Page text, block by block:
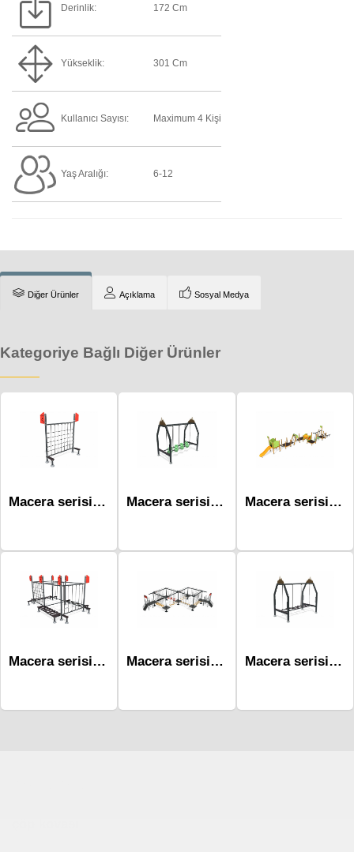
Derinlik: 172 Cm
Yükseklik: 301 Cm
Kullanıcı Sayısı: Maximum 4 Kişi
Yaş Aralığı: 6-12
Diğer Ürünler Açıklama Sosyal Medya
Kategoriye Bağlı Diğer Ürünler
Macera serisi Oyun Grubu Mac-1007 Macera serisi Oyun Grubu Mac-2002 Macera serisi Oyun Grubu Mac-4103
Macera serisi Oyun Grubu Mac-1102 Macera serisi Oyun Grubu Mac-3004 Macera serisi Oyun Grubu Mac-2004